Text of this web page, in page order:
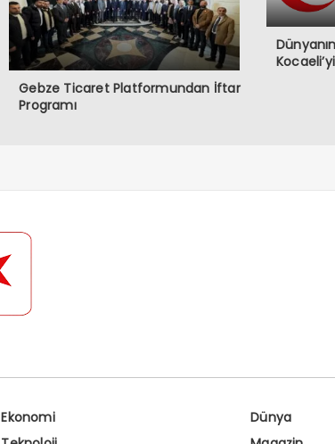
Gebze Ticaret Platformundan İftar
Programı
Ekonomi Dünya